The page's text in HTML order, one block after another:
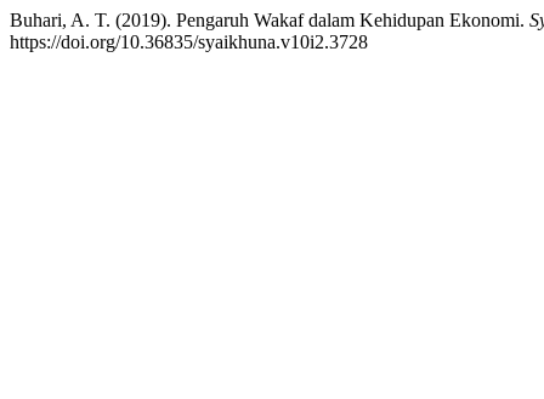
Buhari, A. T. (2019). Pengaruh Wakaf dalam Kehidupan Ekonomi.
https://doi.org/10.36835/syaikhuna.v10i2.3728